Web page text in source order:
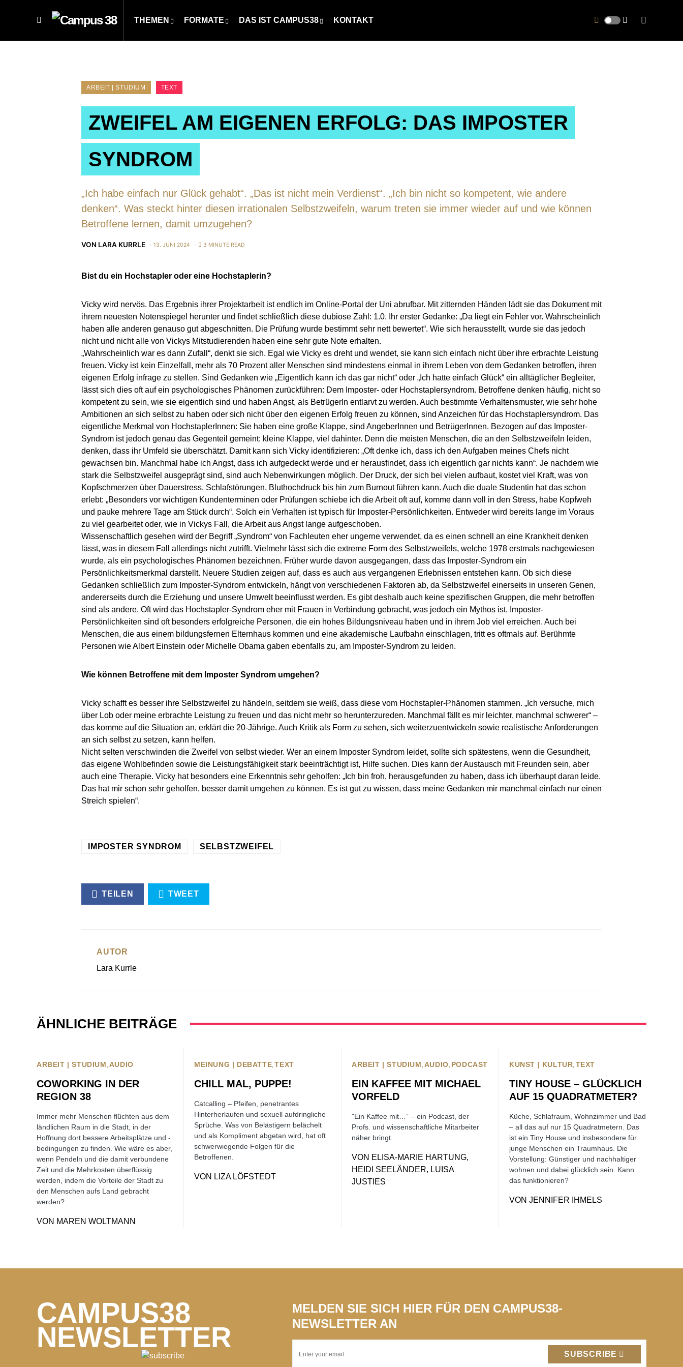
THEMEN FORMATE DAS IST CAMPUS38 KONTAKT
ARBEIT | STUDIUM TEXT
ZWEIFEL AM EIGENEN ERFOLG: DAS IMPOSTER
SYNDROM
„Ich habe einfach nur Glück gehabt“. „Das ist nicht mein Verdienst“. „Ich bin nicht so kompetent, wie andere
denken“. Was steckt hinter diesen irrationalen Selbstzweifeln, warum treten sie immer wieder auf und wie können
Betroffene lernen, damit umzugehen?
VON LARA KURRLE 13. JUNI 2024 3 MINUTE READ
Bist du ein Hochstapler oder eine Hochstaplerin?
Vicky wird nervös. Das Ergebnis ihrer Projektarbeit ist endlich im Online-Portal der Uni abrufbar. Mit zitternden Händen lädt sie das Dokument mit
ihrem neuesten Notenspiegel herunter und findet schließlich diese dubiose Zahl: 1.0. Ihr erster Gedanke: „Da liegt ein Fehler vor. Wahrscheinlich
haben alle anderen genauso gut abgeschnitten. Die Prüfung wurde bestimmt sehr nett bewertet“. Wie sich herausstellt, wurde sie das jedoch
nicht und nicht alle von Vickys Mitstudierenden haben eine sehr gute Note erhalten.
„Wahrscheinlich war es dann Zufall“, denkt sie sich. Egal wie Vicky es dreht und wendet, sie kann sich einfach nicht über ihre erbrachte Leistung
freuen. Vicky ist kein Einzelfall, mehr als 70 Prozent aller Menschen sind mindestens einmal in ihrem Leben von dem Gedanken betroffen, ihren
eigenen Erfolg infrage zu stellen. Sind Gedanken wie „Eigentlich kann ich das gar nicht“ oder „Ich hatte einfach Glück“ ein alltäglicher Begleiter,
lässt sich dies oft auf ein psychologisches Phänomen zurückführen: Dem Imposter- oder Hochstaplersyndrom. Betroffene denken häufig, nicht so
kompetent zu sein, wie sie eigentlich sind und haben Angst, als BetrügerIn entlarvt zu werden. Auch bestimmte Verhaltensmuster, wie sehr hohe
Ambitionen an sich selbst zu haben oder sich nicht über den eigenen Erfolg freuen zu können, sind Anzeichen für das Hochstaplersyndrom. Das
eigentliche Merkmal von HochstaplerInnen: Sie haben eine große Klappe, sind AngeberInnen und BetrügerInnen. Bezogen auf das Imposter-
Syndrom ist jedoch genau das Gegenteil gemeint: kleine Klappe, viel dahinter. Denn die meisten Menschen, die an den Selbstzweifeln leiden,
denken, dass ihr Umfeld sie überschätzt. Damit kann sich Vicky identifizieren: „Oft denke ich, dass ich den Aufgaben meines Chefs nicht
gewachsen bin. Manchmal habe ich Angst, dass ich aufgedeckt werde und er herausfindet, dass ich eigentlich gar nichts kann“. Je nachdem wie
stark die Selbstzweifel ausgeprägt sind, sind auch Nebenwirkungen möglich. Der Druck, der sich bei vielen aufbaut, kostet viel Kraft, was von
Kopfschmerzen über Dauerstress, Schlafstörungen, Bluthochdruck bis hin zum Burnout führen kann. Auch die duale Studentin hat das schon
erlebt: „Besonders vor wichtigen Kundenterminen oder Prüfungen schiebe ich die Arbeit oft auf, komme dann voll in den Stress, habe Kopfweh
und pauke mehrere Tage am Stück durch“. Solch ein Verhalten ist typisch für Imposter-Persönlichkeiten. Entweder wird bereits lange im Voraus
zu viel gearbeitet oder, wie in Vickys Fall, die Arbeit aus Angst lange aufgeschoben.
Wissenschaftlich gesehen wird der Begriff „Syndrom“ von Fachleuten eher ungerne verwendet, da es einen schnell an eine Krankheit denken
lässt, was in diesem Fall allerdings nicht zutrifft. Vielmehr lässt sich die extreme Form des Selbstzweifels, welche 1978 erstmals nachgewiesen
wurde, als ein psychologisches Phänomen bezeichnen. Früher wurde davon ausgegangen, dass das Imposter-Syndrom ein
Persönlichkeitsmerkmal darstellt. Neuere Studien zeigen auf, dass es auch aus vergangenen Erlebnissen entstehen kann. Ob sich diese
Gedanken schließlich zum Imposter-Syndrom entwickeln, hängt von verschiedenen Faktoren ab, da Selbstzweifel einerseits in unseren Genen,
andererseits durch die Erziehung und unsere Umwelt beeinflusst werden. Es gibt deshalb auch keine spezifischen Gruppen, die mehr betroffen
sind als andere. Oft wird das Hochstapler-Syndrom eher mit Frauen in Verbindung gebracht, was jedoch ein Mythos ist. Imposter-
Persönlichkeiten sind oft besonders erfolgreiche Personen, die ein hohes Bildungsniveau haben und in ihrem Job viel erreichen. Auch bei
Menschen, die aus einem bildungsfernen Elternhaus kommen und eine akademische Laufbahn einschlagen, tritt es oftmals auf. Berühmte
Personen wie Albert Einstein oder Michelle Obama gaben ebenfalls zu, am Imposter-Syndrom zu leiden.
Wie können Betroffene mit dem Imposter Syndrom umgehen?
Vicky schafft es besser ihre Selbstzweifel zu händeln, seitdem sie weiß, dass diese vom Hochstapler-Phänomen stammen. „Ich versuche, mich
über Lob oder meine erbrachte Leistung zu freuen und das nicht mehr so herunterzureden. Manchmal fällt es mir leichter, manchmal schwerer“ –
das komme auf die Situation an, erklärt die 20-Jährige. Auch Kritik als Form zu sehen, sich weiterzuentwickeln sowie realistische Anforderungen
an sich selbst zu setzen, kann helfen.
Nicht selten verschwinden die Zweifel von selbst wieder. Wer an einem Imposter Syndrom leidet, sollte sich spätestens, wenn die Gesundheit,
das eigene Wohlbefinden sowie die Leistungsfähigkeit stark beeinträchtigt ist, Hilfe suchen. Dies kann der Austausch mit Freunden sein, aber
auch eine Therapie. Vicky hat besonders eine Erkenntnis sehr geholfen: „Ich bin froh, herausgefunden zu haben, dass ich überhaupt daran leide.
Das hat mir schon sehr geholfen, besser damit umgehen zu können. Es ist gut zu wissen, dass meine Gedanken mir manchmal einfach nur einen
Streich spielen“.
IMPOSTER SYNDROM SELBSTZWEIFEL
TEILEN TWEET
AUTOR
Lara Kurrle
ÄHNLICHE BEITRÄGE
ARBEIT | STUDIUM AUDIO
COWORKING IN DER
REGION 38
Immer mehr Menschen flüchten aus dem
ländlichen Raum in die Stadt, in der
Hoffnung dort bessere Arbeitsplätze und -
bedingungen zu finden. Wie wäre es aber,
wenn Pendeln und die damit verbundene
Zeit und die Mehrkosten überflüssig
werden, indem die Vorteile der Stadt zu
den Menschen aufs Land gebracht
werden?
VON MAREN WOLTMANN
MEINUNG | DEBATTE TEXT
CHILL MAL, PUPPE!
Catcalling – Pfeifen, penetrantes
Hinterherlaufen und sexuell aufdringliche
Sprüche. Was von Belästigern belächelt
und als Kompliment abgetan wird, hat oft
schwerwiegende Folgen für die
Betroffenen.
VON LIZA LÖFSTEDT
ARBEIT | STUDIUM AUDIO PODCAST
EIN KAFFEE MIT MICHAEL
VORFELD
"Ein Kaffee mit…” – ein Podcast, der
Profs. und wissenschaftliche Mitarbeiter
näher bringt.
VON ELISA-MARIE HARTUNG,
HEIDI SEELÄNDER, LUISA
JUSTIES
KUNST | KULTUR TEXT
TINY HOUSE – GLÜCKLICH
AUF 15 QUADRATMETER?
Küche, Schlafraum, Wohnzimmer und Bad
– all das auf nur 15 Quadratmetern. Das
ist ein Tiny House und insbesondere für
junge Menschen ein Traumhaus. Die
Vorstellung: Günstiger und nachhaltiger
wohnen und dabei glücklich sein. Kann
das funktionieren?
VON JENNIFER IHMELS
CAMPUS38
NEWSLETTER
MELDEN SIE SICH HIER FÜR DEN CAMPUS38-
NEWSLETTER AN
SUBSCRIBE